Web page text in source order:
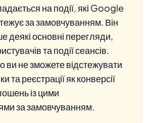
на події, які Google
за замовчуванням. Він
деякі основні перегляди,
та події сеансів.
ви не зможете відстежувати
та реєстрації як конверсії
із цими
за замовчуванням.